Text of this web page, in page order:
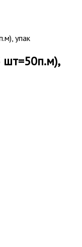
упак
шт=50п.м),